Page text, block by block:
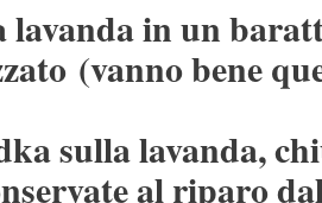
lavanda in un
(vanno bene
sulla lavanda,
al riparo